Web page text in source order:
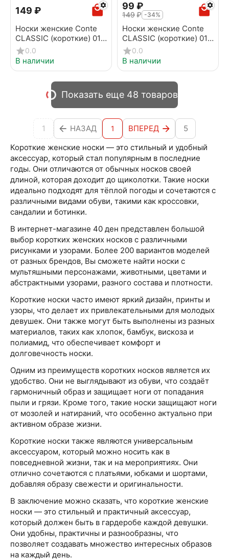
‍149‍ ₽
Носки женские Conte
CLASSIC (короткие) 016
черный
0.0
В наличии
‍99‍ ₽
‍149‍₽ -34%
Носки женские Conte
CLASSIC (короткие) 016
бледно-фиолетовый
0.0
В наличии
Показать еще 48 товаров
1 НАЗАД 1 ВПЕРЕД
5
Короткие женские носки — это стильный и удобный
аксессуар, который стал популярным в последние
годы. Они отличаются от обычных носков своей
длиной, которая доходит до щиколотки. Такие носки
идеально подходят для тёплой погоды и сочетаются с
различными видами обуви, такими как кроссовки,
сандалии и ботинки.
В интернет-магазине 40 ден представлен большой
выбор коротких женских носков с различными
рисунками и узорами. Более 200 вариантов моделей
от разных брендов, Вы сможете найти носки с
мультяшными персонажами, животными, цветами и
абстрактными узорами, разного состава и плотности.
Короткие носки часто имеют яркий дизайн, принты и
узоры, что делает их привлекательными для молодых
девушек. Они также могут быть выполнены из разных
материалов, таких как хлопок, бамбук, вискоза и
полиамид, что обеспечивает комфорт и
долговечность носки.
Одним из преимуществ коротких носков является их
удобство. Они не выглядывают из обуви, что создаёт
гармоничный образ и защищает ноги от попадания
пыли и грязи. Кроме того, такие носки защищают ноги
от мозолей и натираний, что особенно актуально при
активном образе жизни.
Короткие носки также являются универсальным
аксессуаром, который можно носить как в
повседневной жизни, так и на мероприятиях. Они
отлично сочетаются с платьями, юбками и шортами,
добавляя образу свежести и оригинальности.
В заключение можно сказать, что короткие женские
носки — это стильный и практичный аксессуар,
который должен быть в гардеробе каждой девушки.
Они удобны, практичны и разнообразны, что
позволяет создавать множество интересных образов
на каждый день.